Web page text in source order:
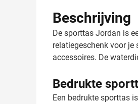
Beschrijving
De sporttas Jordan is
relatiegeschenk voor
accessoires. De
Bedrukte
Een bedrukte sporttas